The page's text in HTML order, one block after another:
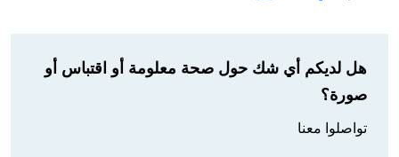
هل لديكم أي شك حول صحة معلومة أو اقتباس أو
صورة؟
تواصلوا معنا